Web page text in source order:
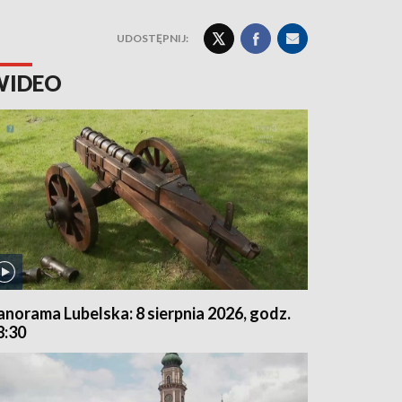
UDOSTĘPNIJ:
Lubelska: 8 sierpnia 2026, godz.